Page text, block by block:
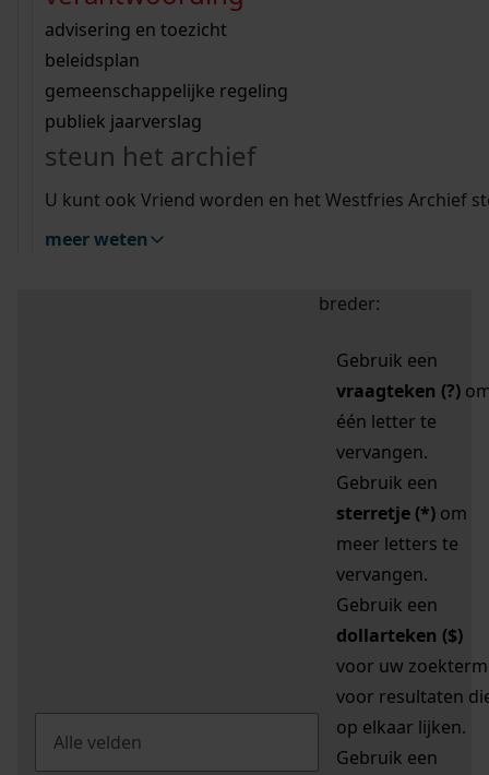
bouwvergunningen
omgevingsvergunningen
vergunningen
beeld en geluid
uitleg nodig?
Wij helpen u op weg met een aantal zoektips.
bekijk alle zoektips
Wij helpen u op weg met een aantal zoektips.
bekijk alle zoektips
bekijk ons geschiedenislokaal
advisering en toezicht
beleidsplan
gemeenschappelijke regeling
publiek jaarverslag
steun het archief
U kunt ook Vriend worden en het Westfries Archief
meer weten
zoektips
Mijn Studiezaal (inloggen)
uw zoekopdracht te
breder:
Gebruik een
vraagteken (?)
één letter te
vervangen.
Gebruik een
sterretje (*) om
meer letters te
vervangen.
Gebruik een
dollarteken ($)
voor uw zoekterm
voor resultaten
op elkaar lijken.
Gebruik een